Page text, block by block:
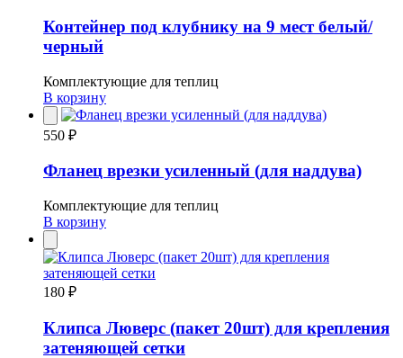
Контейнер под клубнику на 9 мест белый/
черный
Комплектующие для теплиц
В корзину
550 ₽
Фланец врезки усиленный (для наддува)
Комплектующие для теплиц
В корзину
180 ₽
Клипса Люверс (пакет 20шт) для крепления
затеняющей сетки